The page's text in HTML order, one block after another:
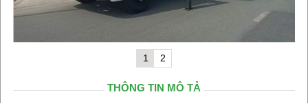
1 2
THÔNG TIN MÔ TẢ